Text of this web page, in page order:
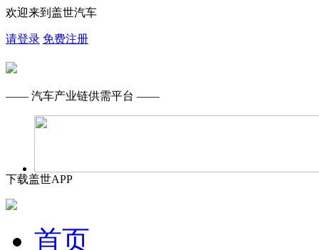
欢迎来到盖世汽车
请登录 免费注册
—— 汽车产业链供需平台 ——
下载盖世APP
首页